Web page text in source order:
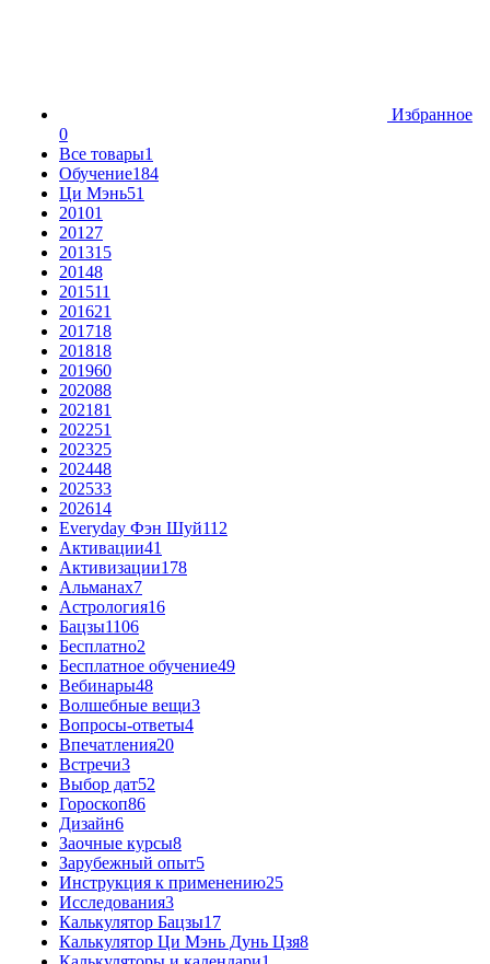
Избранное
0
Все товары1
Обучение184
Ци Мэнь51
20101
20127
201315
20148
201511
201621
201718
201818
201960
202088
202181
202251
202325
202448
202533
202614
Everyday Фэн Шуй112
Активации41
Активизации178
Альманах7
Астрология16
Бацзы1106
Бесплатно2
Бесплатное обучение49
Вебинары48
Волшебные вещи3
Вопросы-ответы4
Впечатления20
Встречи3
Выбор дат52
Гороскоп86
Дизайн6
Заочные курсы8
Зарубежный опыт5
Инструкция к применению25
Исследования3
Калькулятор Бацзы17
Калькулятор Ци Мэнь Дунь Цзя8